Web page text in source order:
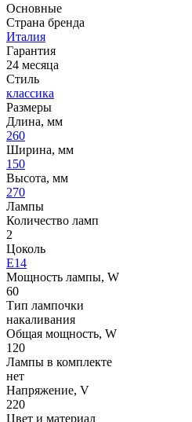
Основные
Страна бренда
Италия
Гарантия
24 месяца
Стиль
классика
Размеры
Длина, мм
260
Ширина, мм
150
Высота, мм
270
Лампы
Количество ламп
2
Цоколь
E14
Мощность лампы, W
60
Тип лампочки
накаливания
Общая мощность, W
120
Лампы в комплекте
нет
Напряжение, V
220
Цвет и материал